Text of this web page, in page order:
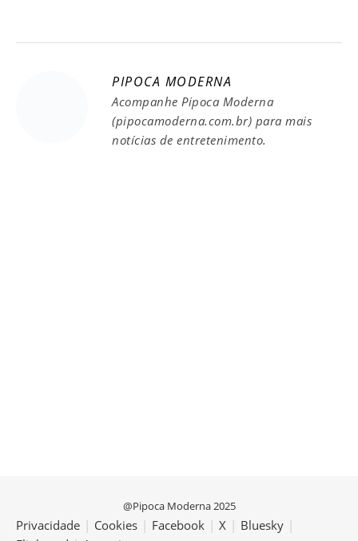
PIPOCA MODERNA
Acompanhe Pipoca Moderna
(pipocamoderna.com.br) para mais
notícias de entretenimento.
@Pipoca Moderna 2025
Privacidade | Cookies | Facebook | X | Bluesky |